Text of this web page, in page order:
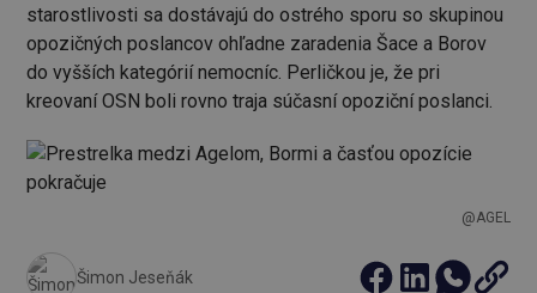
starostlivosti sa dostávajú do ostrého sporu so skupinou
opozičných poslancov ohľadne zaradenia Šace a Borov
do vyšších kategórií nemocníc. Perličkou je, že pri
kreovaní OSN boli rovno traja súčasní opoziční poslanci.
@AGEL
Šimon Jeseňák